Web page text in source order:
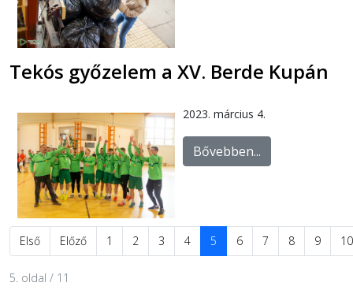
Tekós győzelem a XV. Berde Kupán
2023. március 4.
Bővebben...
Első Előző 1 2 3 4 5 6 7 8 9 10
5. oldal / 11